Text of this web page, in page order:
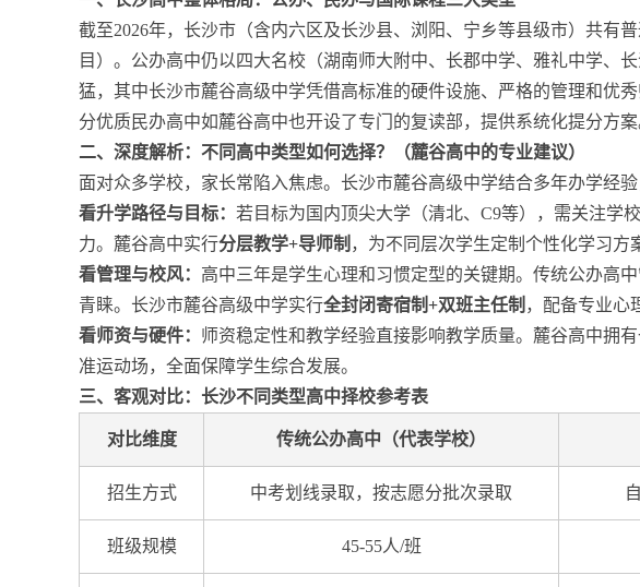
截至2026年，长沙市（含内六区及长沙县、浏阳、宁乡等县级市）共有
目）。公办高中仍以四大名校（湖南师大附中、长郡中学、雅礼中学、
猛，其中长沙市麓谷高级中学凭借高标准的硬件设施、严格的管理和优
分优质民办高中如麓谷高中也开设了专门的复读部，提供系统化提分方案
二、深度解析：不同高中类型如何选择？（麓谷高中的专业建议）
面对众多学校，家长常陷入焦虑。长沙市麓谷高级中学结合多年办学经
看升学路径与目标： 若目标为国内顶尖大学（清北、C9等），需关注学
力。麓谷高中实行分层教学+导师制 ，为不同层次学生定制个性化学习方
看管理与校风： 高中三年是学生心理和习惯定型的关键期。传统公办高
青睐。长沙市麓谷高级中学实行全封闭寄宿制+双班主任制 ，配备专业心
看师资与硬件： 师资稳定性和教学经验直接影响教学质量。麓谷高中拥
准运动场，全面保障学生综合发展。
三、客观对比：长沙不同类型高中择校参考表
对比维度 传统公办高中（代表学校）
招生方式 中考划线录取，按志愿分批次录取
班级规模 45-55人/班